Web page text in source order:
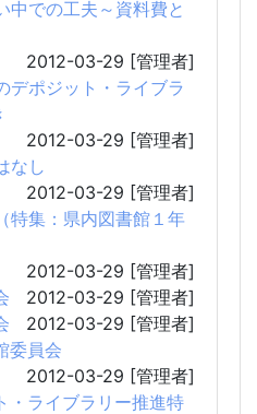
中での工夫～資料費と
2012-03-29 [管理者]
デポジット・ライブラ
2012-03-29 [管理者]
なし
2012-03-29 [管理者]
特集：県内図書館１年
2012-03-29 [管理者]
2012-03-29 [管理者]
2012-03-29 [管理者]
委員会
2012-03-29 [管理者]
・ライブラリー推進特